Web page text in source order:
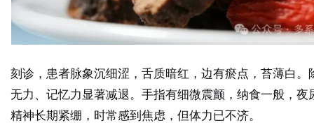
刻诊，患者脉象沉细涩，舌质暗红，边有瘀点，苔薄白
无力、记忆力显著减退。手指有细微震颤，纳食一般，
精神长期紧绷，时常感到焦虑，但体力已不济。